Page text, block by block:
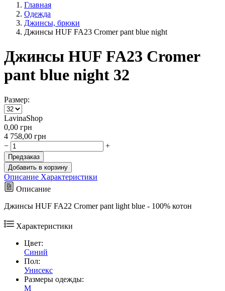
Главная
Одежда
Джинсы, брюки
Джинсы HUF FA23 Cromer pant blue night
Джинсы HUF FA23 Cromer
pant blue night 32
Размер:
LavinaShop
0,00 грн
4 758,00 грн
−
+
Предзаказ
Добавить в корзину
Описание Характеристики
Описание
Джинсы HUF FA22 Cromer pant light blue - 100% котон
Характеристики
Цвет:
Синий
Пол:
Унисекс
Размеры одежды:
M